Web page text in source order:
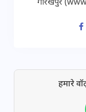
गोरखपुर
हमारे